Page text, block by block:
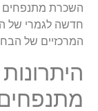
השכרת מתנפחים
חדשה לגמרי של
המרכזיים של